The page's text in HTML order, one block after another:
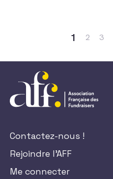
1 2 3
Contactez-nous !
Rejoindre l'AFF
Me connecter